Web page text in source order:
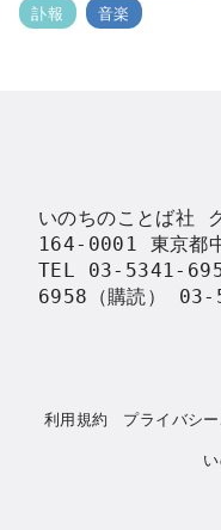
訃報
音楽
いのちのことば社
164-0001 東京都
TEL 03-5341-
6958（購読） 03-
利用規約 プライバシ